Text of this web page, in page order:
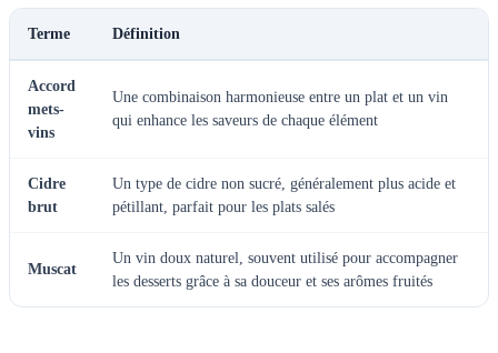
Terme Définition
Accord
mets-
vins
Une combinaison harmonieuse entre un plat et un vin
qui enhance les saveurs de chaque élément
Cidre
brut
Un type de cidre non sucré, généralement plus acide et
pétillant, parfait pour les plats salés
Muscat
Un vin doux naturel, souvent utilisé pour accompagner
les desserts grâce à sa douceur et ses arômes fruités